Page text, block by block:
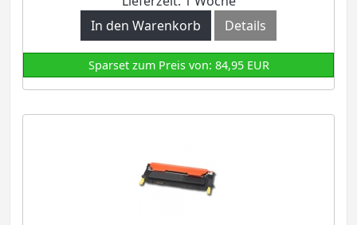
In den Warenkorb
Details
Sparset zum Preis von: 84,95 EUR